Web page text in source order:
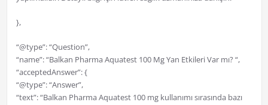
},
“@type”: “Question”,
“name”: “Balkan Pharma Aquatest 100 Mg Yan Etkileri Var mı? “,
“acceptedAnswer”: {
“@type”: “Answer”,
“text”: “Balkan Pharma Aquatest 100 mg kullanımı sırasında bazı